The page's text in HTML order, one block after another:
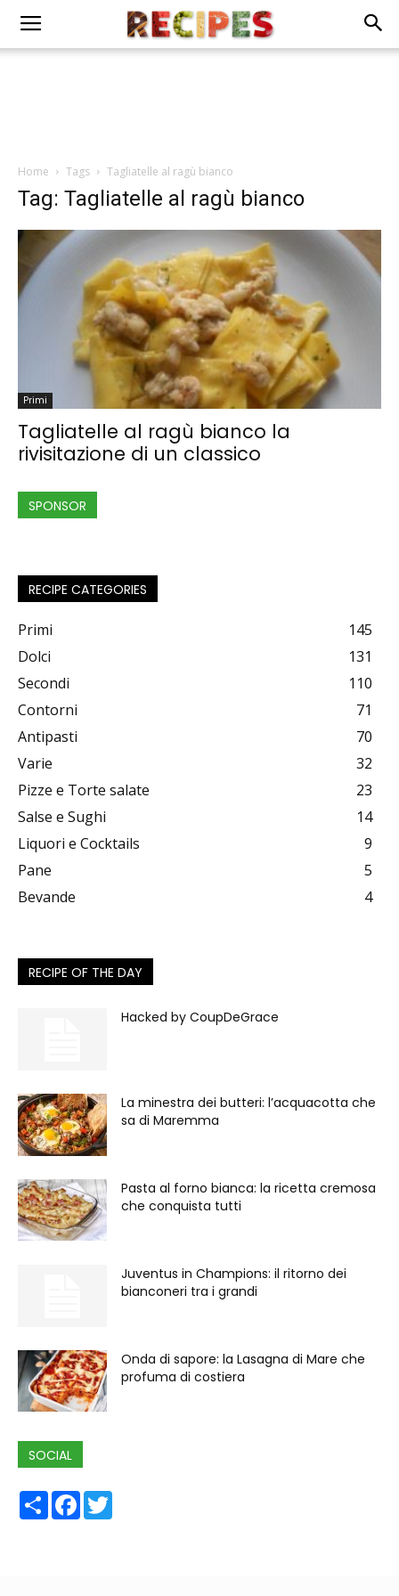
Home Tags Tagliatelle al ragù bianco
Tag: Tagliatelle al ragù bianco
Primi
Tagliatelle al ragù bianco la
rivisitazione di un classico
SPONSOR
RECIPE CATEGORIES
Primi
145
Dolci
131
Secondi
110
Contorni
71
Antipasti
70
Varie
32
Pizze e Torte salate
23
Salse e Sughi
14
Liquori e Cocktails
9
Pane
5
Bevande
4
RECIPE OF THE DAY
Hacked by CoupDeGrace
La minestra dei butteri: l’acquacotta che
sa di Maremma
Pasta al forno bianca: la ricetta cremosa
che conquista tutti
Juventus in Champions: il ritorno dei
bianconeri tra i grandi
Onda di sapore: la Lasagna di Mare che
profuma di costiera
SOCIAL
ShareFacebook